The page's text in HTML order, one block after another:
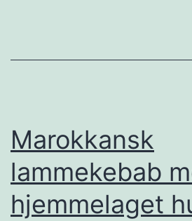
Marokkansk
lammekebab
hjemmelaget